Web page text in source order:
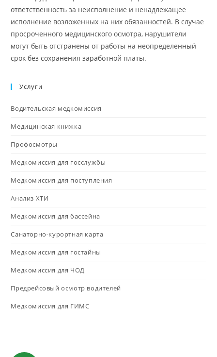
ответственность за неисполнение и ненадлежащее
исполнение возложенных на них обязанностей. В случае
просроченного медицинского осмотра, нарушители
могут быть отстранены от работы на неопределенный
срок без сохранения заработной платы.
Услуги
Водительская медкомиссия
Медицинская книжка
Профосмотры
Медкомиссия для госслужбы
Медкомиссия для поступления
Анализ ХТИ
Медкомиссия для бассейна
Санаторно-курортная карта
Медкомиссия для гостайны
Медкомиссия для ЧОД
Предрейсовый осмотр водителей
Медкомиссия для ГИМС